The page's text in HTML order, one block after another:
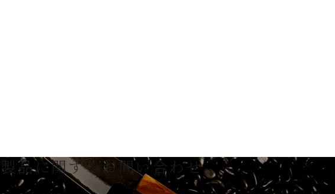
製品に関するお問い合わせ